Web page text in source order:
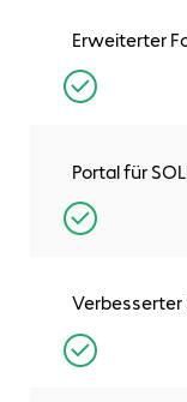
Erweiterter
Portal für
Verbesserter